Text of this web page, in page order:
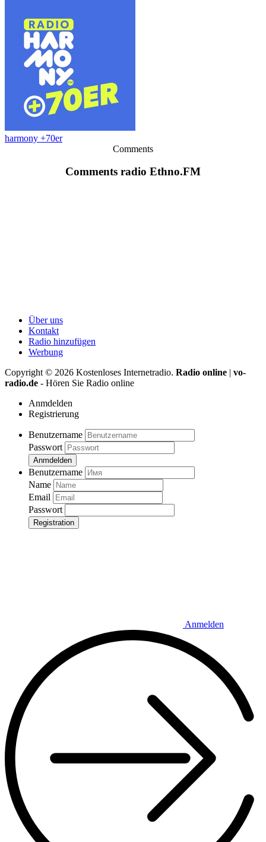
harmony +70er
Comments
Comments radio Ethno.FM
Über uns
Kontakt
Radio hinzufügen
Werbung
Copyright © 2026 Kostenloses Internetradio. Radio online | vo-
radio.de - Hören Sie Radio online
Anmdelden
Registrierung
Benutzername
Passwort
Anmdelden
Benutzername
Name
Email
Passwort
Registration
Anmelden